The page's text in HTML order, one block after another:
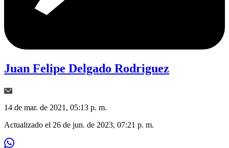
Juan Felipe Delgado Rodriguez
14 de mar. de 2021, 05:13 p. m.
Actualizado el 26 de jun. de 2023, 07:21 p. m.